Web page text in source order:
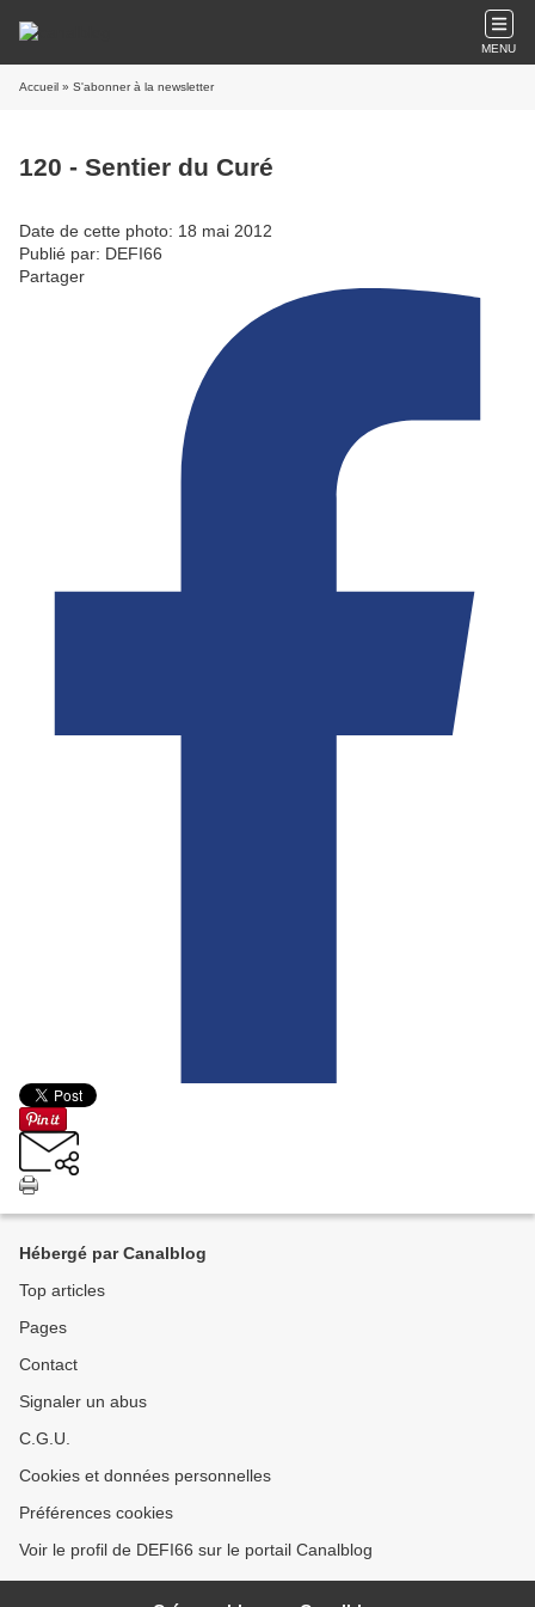
MENU
Accueil » S'abonner à la newsletter
120 - Sentier du Curé
Date de cette photo: 18 mai 2012
Publié par: DEFI66
Partager
Hébergé par Canalblog
Top articles
Pages
Contact
Signaler un abus
C.G.U.
Cookies et données personnelles
Préférences cookies
Voir le profil de DEFI66 sur le portail Canalblog